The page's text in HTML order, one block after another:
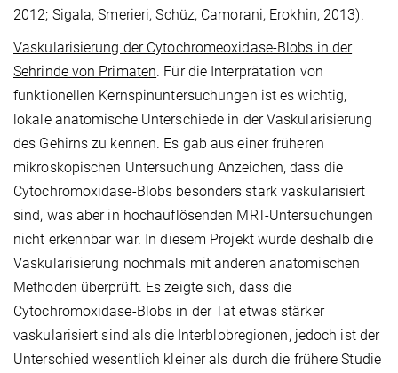
2012; Sigala, Smerieri, Schüz, Camorani, Erokhin, 2013).
Vaskularisierung der Cytochromeoxidase-Blobs in der
Sehrinde von Primaten. Für die Interprätation von
funktionellen Kernspinuntersuchungen ist es wichtig,
lokale anatomische Unterschiede in der Vaskularisierung
des Gehirns zu kennen. Es gab aus einer früheren
mikroskopischen Untersuchung Anzeichen, dass die
Cytochromoxidase-Blobs besonders stark vaskularisiert
sind, was aber in hochauflösenden MRT-Untersuchungen
nicht erkennbar war. In diesem Projekt wurde deshalb die
Vaskularisierung nochmals mit anderen anatomischen
Methoden überprüft. Es zeigte sich, dass die
Cytochromoxidase-Blobs in der Tat etwas stärker
vaskularisiert sind als die Interblobregionen, jedoch ist der
Unterschied wesentlich kleiner als durch die frühere Studie